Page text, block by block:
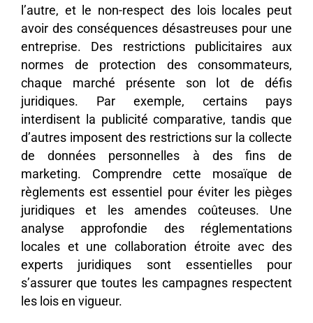
l’autre, et le non-respect des lois locales peut
avoir des conséquences désastreuses pour une
entreprise. Des restrictions publicitaires aux
normes de protection des consommateurs,
chaque marché présente son lot de défis
juridiques. Par exemple, certains pays
interdisent la publicité comparative, tandis que
d’autres imposent des restrictions sur la collecte
de données personnelles à des fins de
marketing. Comprendre cette mosaïque de
règlements est essentiel pour éviter les pièges
juridiques et les amendes coûteuses. Une
analyse approfondie des réglementations
locales et une collaboration étroite avec des
experts juridiques sont essentielles pour
s’assurer que toutes les campagnes respectent
les lois en vigueur.